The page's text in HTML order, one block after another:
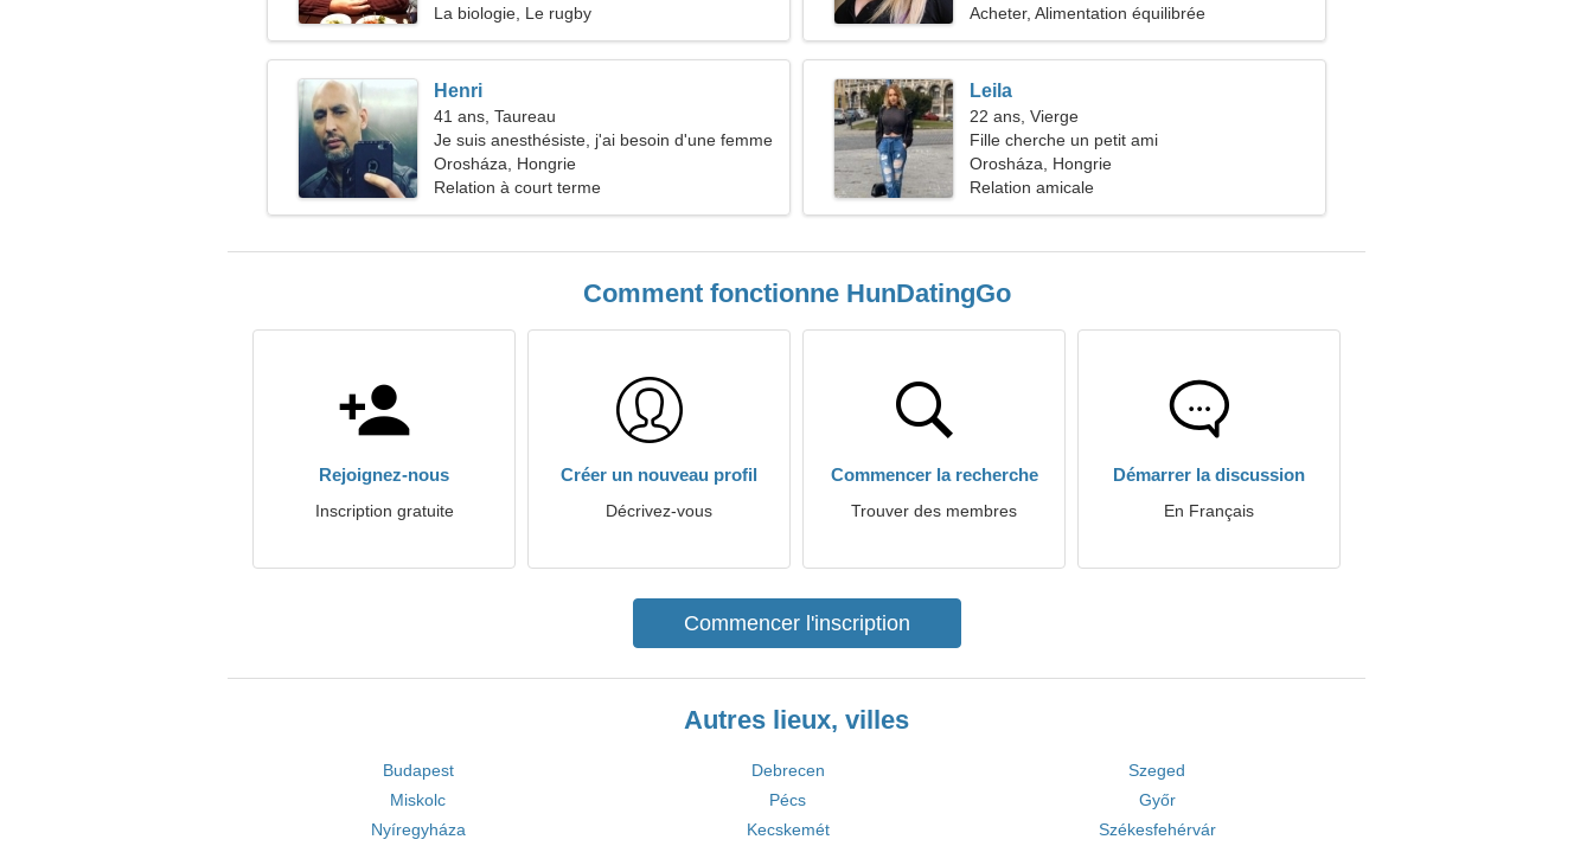
La biologie, Le rugby
Acheter, Alimentation équilibrée
Henri
41 ans, Taureau
Je suis anesthésiste, j'ai besoin d'une femme
élégante
Orosháza, Hongrie
Relation à court terme
Leila
22 ans, Vierge
Fille cherche un petit ami
Orosháza, Hongrie
Relation amicale
Comment fonctionne HunDatingGo
Rejoignez-nous
Inscription gratuite
Créer un nouveau profil
Décrivez-vous
Commencer la recherche
Trouver des membres
Démarrer la discussion
En Français
Commencer l'inscription
Autres lieux, villes
Budapest Debrecen
Szeged
Miskolc
Pécs
Győr
Nyíregyháza
Kecskemét Székesfehérvár